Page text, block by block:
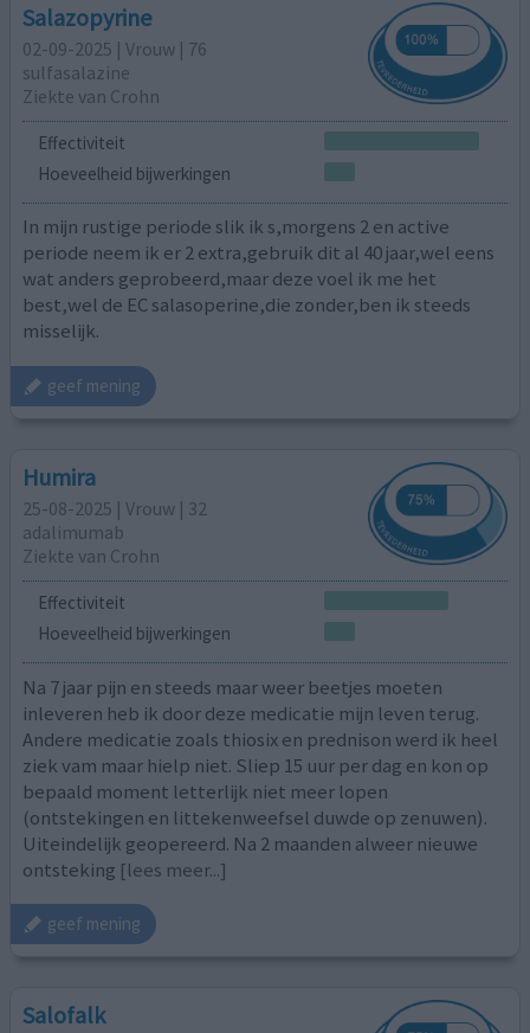
Salazopyrine
02-09-2025 | Vrouw | 76
sulfasalazine
Ziekte van Crohn
Effectiviteit
Hoeveelheid bijwerkingen
In mijn rustige periode slik ik s,morgens 2 en active
periode neem ik er 2 extra,gebruik dit al 40 jaar,wel eens
wat anders geprobeerd,maar deze voel ik me het
best,wel de EC salasoperine,die zonder,ben ik steeds
misselijk.
geef mening
Humira
25-08-2025 | Vrouw | 32
adalimumab
Ziekte van Crohn
Effectiviteit
Hoeveelheid bijwerkingen
Na 7 jaar pijn en steeds maar weer beetjes moeten
inleveren heb ik door deze medicatie mijn leven terug.
Andere medicatie zoals thiosix en prednison werd ik heel
ziek vam maar hielp niet. Sliep 15 uur per dag en kon op
bepaald moment letterlijk niet meer lopen
(ontstekingen en littekenweefsel duwde op zenuwen).
Uiteindelijk geopereerd. Na 2 maanden alweer nieuwe
ontsteking [lees meer...]
geef mening
Salofalk